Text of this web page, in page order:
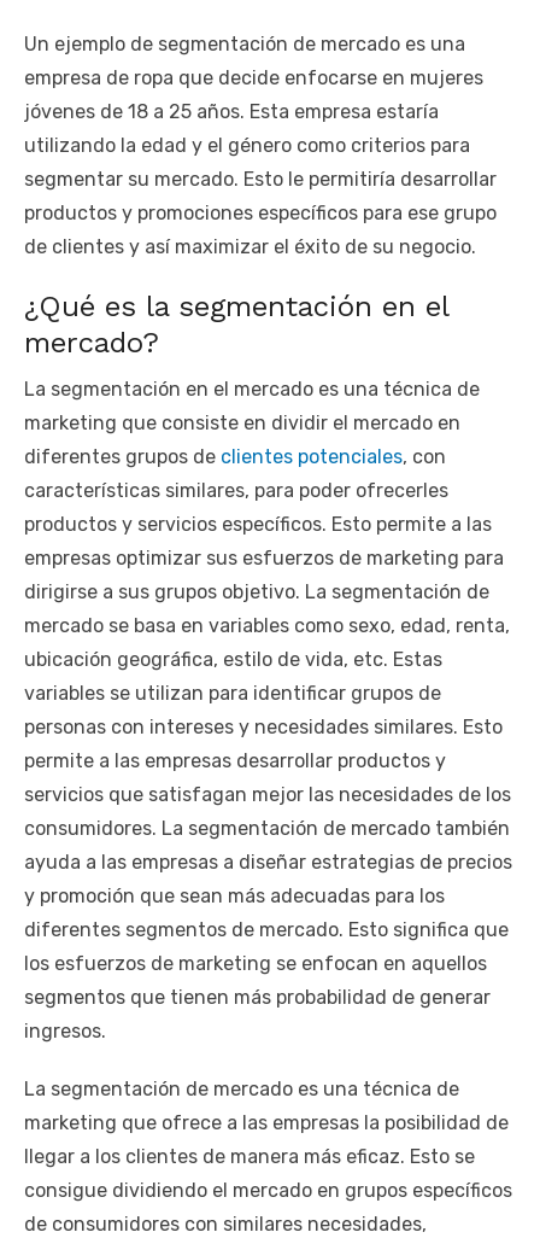
Un ejemplo de segmentación de mercado es una
empresa de ropa que decide enfocarse en mujeres
jóvenes de 18 a 25 años. Esta empresa estaría
utilizando la edad y el género como criterios para
segmentar su mercado. Esto le permitiría desarrollar
productos y promociones específicos para ese grupo
de clientes y así maximizar el éxito de su negocio.
¿Qué es la segmentación en el
mercado?
La segmentación en el mercado es una técnica de
marketing que consiste en dividir el mercado en
diferentes grupos de clientes potenciales, con
características similares, para poder ofrecerles
productos y servicios específicos. Esto permite a las
empresas optimizar sus esfuerzos de marketing para
dirigirse a sus grupos objetivo. La segmentación de
mercado se basa en variables como sexo, edad, renta,
ubicación geográfica, estilo de vida, etc. Estas
variables se utilizan para identificar grupos de
personas con intereses y necesidades similares. Esto
permite a las empresas desarrollar productos y
servicios que satisfagan mejor las necesidades de los
consumidores. La segmentación de mercado también
ayuda a las empresas a diseñar estrategias de precios
y promoción que sean más adecuadas para los
diferentes segmentos de mercado. Esto significa que
los esfuerzos de marketing se enfocan en aquellos
segmentos que tienen más probabilidad de generar
ingresos.
La segmentación de mercado es una técnica de
marketing que ofrece a las empresas la posibilidad de
llegar a los clientes de manera más eficaz. Esto se
consigue dividiendo el mercado en grupos específicos
de consumidores con similares necesidades,